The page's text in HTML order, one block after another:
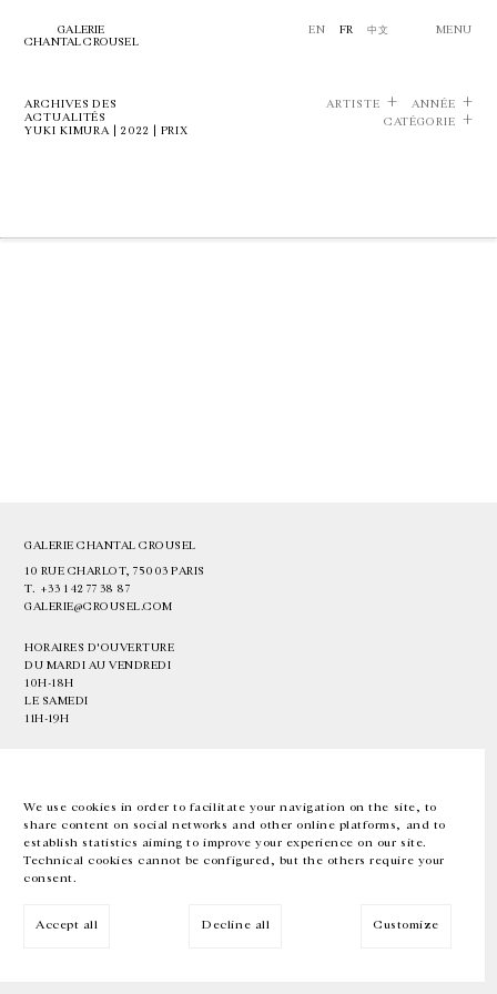
We use cookies in order to facilitate your navigation on the site, to
share content on social networks and other online platforms, and to
establish statistics aiming to improve your experience on our site.
Technical cookies cannot be configured, but the others require your
consent.
Accept all Decline all Customize
GALERIE
CHANTAL CROUSEL
EN FR 中文 MENU
ARCHIVES DES
ACTUALITÉS
YUKI KIMURA | 2022 | PRIX
ARTISTE
ANNÉE
CATÉGORIE
GALERIE CHANTAL CROUSEL
10 RUE CHARLOT, 75003 PARIS
T. +33 1 42 77 38 87
GALERIE@CROUSEL.COM
HORAIRES D'OUVERTURE
DU MARDI AU VENDREDI
10H-18H
LE SAMEDI
11H-19H
EN FR 中文 Facebook Instagram
Inscrivez-vous à notre newsletter